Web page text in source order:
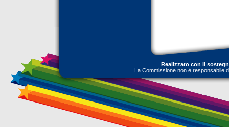
Realizzato con il
La Commissione non è responsabile